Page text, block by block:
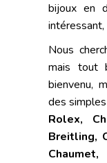
bijoux en
intéressant,
Nous
mais tout
bienvenu,
des
Rolex,
Breitling,